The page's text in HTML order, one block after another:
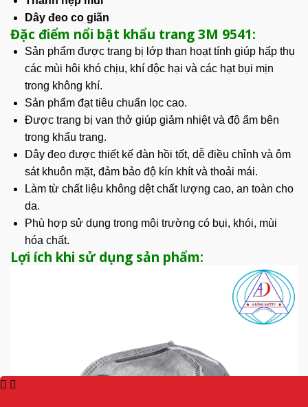
Dây đeo co giãn
Đặc điểm nổi bật khẩu trang 3M 9541:
Sản phẩmđược trang bị lớp than hoạt tính giúp hấp thụ
các mùi hôi khó chịu, khí độc hại và các hạt bụi mịn
trong không khí.
Sản phẩm đạt tiêu chuẩn lọc cao.
Được trang bị van thở giúp giảm nhiệt và độ ẩm bên
trong khẩu trang.
Dây đeo được thiết kế đàn hồi tốt, dễ điều chỉnh và ôm
sát khuôn mặt, đảm bảo độ kín khít và thoải mái.
Làm từ chất liệu không dệt chất lượng cao, an toàn cho
da.
Phù hợp sử dụng trong môi trường có bụi, khói, mùi
hóa chất.
Lợi ích khi sử dụng sản phẩm: